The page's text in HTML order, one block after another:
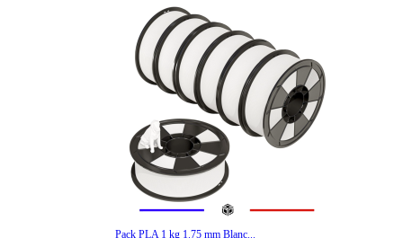
Pack PLA 1 kg 1.75 mm Blanc...